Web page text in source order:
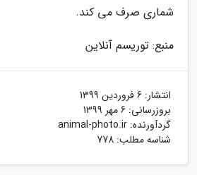
شماری صرف می کند.
منبع: توریسم آنلاین
انتشار: 6 فروردین 1399
بروزرسانی: 6 مهر 1399
گردآورنده: animal-photo.ir
شناسه مطلب: 778